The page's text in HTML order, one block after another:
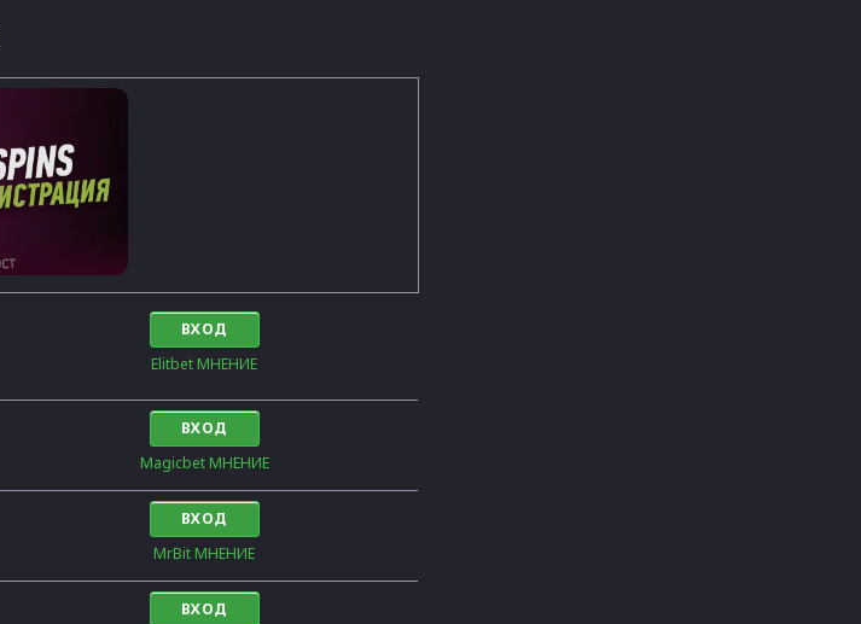
ВХОД
Elitbet МНЕНИЕ
ВХОД
Magicbet МНЕНИЕ
ВХОД
MrBit МНЕНИЕ
ВХОД